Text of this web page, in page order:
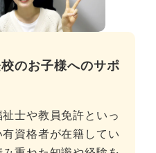
のお子様へのサポ
士や教員免許といっ
資格者が在籍してい